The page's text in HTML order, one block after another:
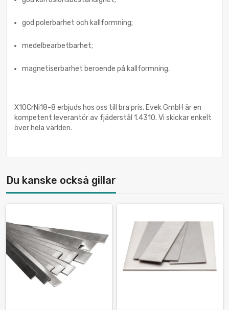
god polerbarhet och kallformning;
medelbearbetbarhet;
magnetiserbarhet beroende på kallformning.
X10CrNi18-8 erbjuds hos oss till bra pris. Evek GmbH är en
kompetent leverantör av fjäderstål 1.4310. Vi skickar enkelt
över hela världen.
Du kanske också gillar